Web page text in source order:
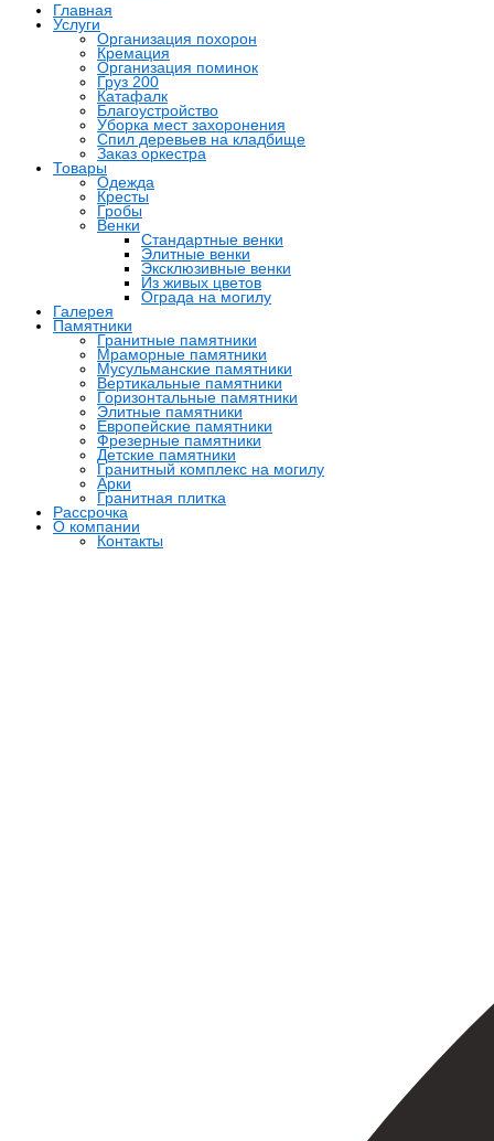
Главная
Услуги
Организация похорон
Кремация
Организация поминок
Груз 200
Катафалк
Благоустройство
Уборка мест захоронения
Спил деревьев на кладбище
Заказ оркестра
Товары
Одежда
Кресты
Гробы
Венки
Стандартные венки
Элитные венки
Эксклюзивные венки
Из живых цветов
Ограда на могилу
Галерея
Памятники
Гранитные памятники
Мраморные памятники
Мусульманские памятники
Вертикальные памятники
Горизонтальные памятники
Элитные памятники
Европейские памятники
Фрезерные памятники
Детские памятники
Гранитный комплекс на могилу
Арки
Гранитная плитка
Рассрочка
О компании
Контакты